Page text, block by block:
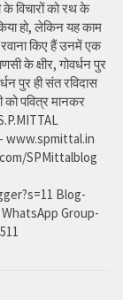
विचारों को रथ के
हो, लेकिन यह काम
किए हैं उनमें एक
के क्षीर, गोवर्धन पुर
पुर ही संत रविदास
को पवित्र मानकर
www.spmittal.in
SPMittalblog
Blog-
Group-